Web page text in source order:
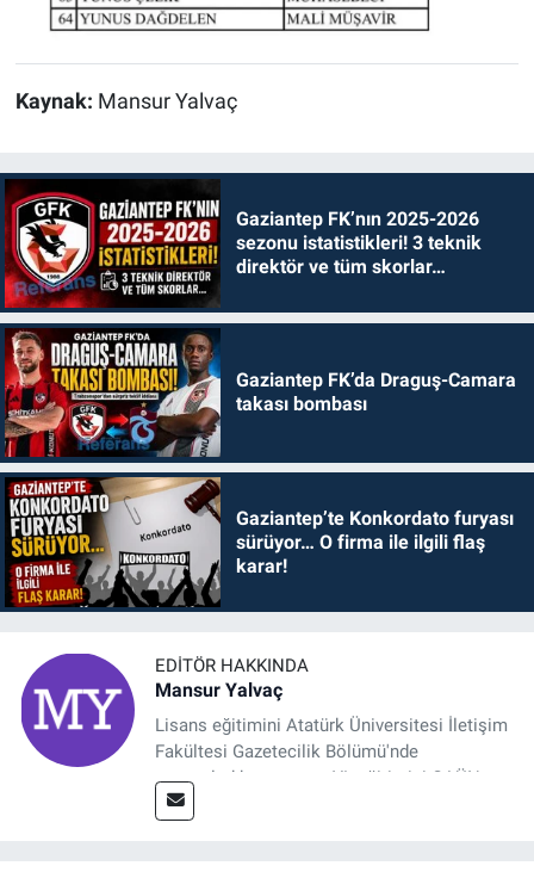
Kaynak: Mansur Yalvaç
Gaziantep FK’nın 2025-2026
sezonu istatistikleri! 3 teknik
direktör ve tüm skorlar…
Gaziantep FK’da Draguş-Camara
takası bombası
Gaziantep’te Konkordato furyası
sürüyor… O firma ile ilgili flaş
karar!
EDITÖR HAKKINDA
Mansur Yalvaç
Lisans eğitimini Atatürk Üniversitesi İletişim
Fakültesi Gazetecilik Bölümü'nde
tamamladıktan sonra, YL eğitimini GAÜN
Sosyal Bilimler Enstitüsü'nde İletişim ve T. D.